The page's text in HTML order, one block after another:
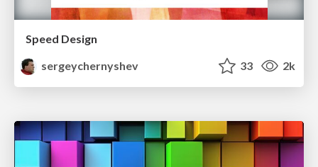
Speed Design
sergeychernyshev
33 2k